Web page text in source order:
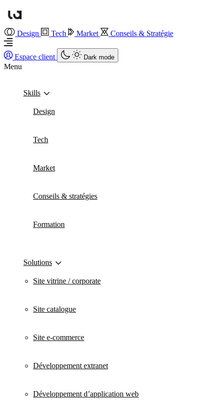
Design Tech Market Conseils & Stratégie
Espace client Dark mode
Menu
Skills
Design
Tech
Market
Conseils & stratégies
Formation
Solutions
Site vitrine / corporate
Site catalogue
Site e-commerce
Développement extranet
Développement d’application web